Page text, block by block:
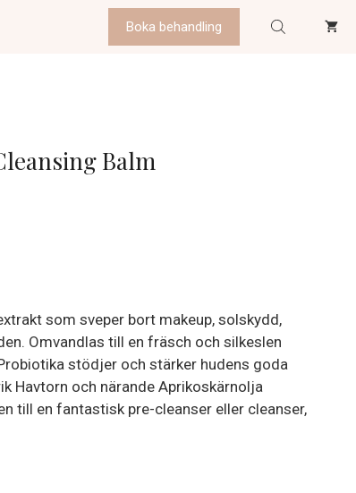
Boka behandling
Balm
som sveper bort makeup, solskydd,
Omvandlas till en fräsch och silkeslen
stödjer och stärker hudens goda
Havtorn och närande Aprikoskärnolja
till en fantastisk pre-cleanser eller cleanser,